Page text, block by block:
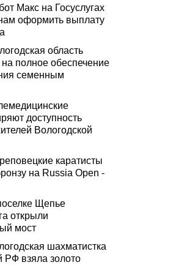
Макс на Госуслугах
оформить выплату
область
полное обеспечение
семенным
доступность
Вологодской
каратисты
на Russia Open -
Щепье
открыли
мост
шахматистка
РФ взяла золото